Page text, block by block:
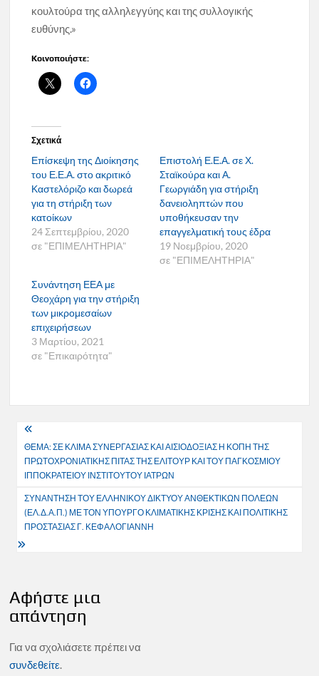
κουλτούρα της αλληλεγγύης και της συλλογικής
ευθύνης.»
Κοινοποιήστε:
Σχετικά
Επίσκεψη της Διοίκησης
του Ε.Ε.Α. στο ακριτικό
Καστελόριζο και δωρεά
για τη στήριξη των
κατοίκων
24 Σεπτεμβρίου, 2020
σε "ΕΠΙΜΕΛΗΤΗΡΙΑ"
Επιστολή Ε.Ε.Α. σε Χ.
Σταϊκούρα και Α.
Γεωργιάδη για στήριξη
δανειοληπτών που
υποθήκευσαν την
επαγγελματική τους έδρα
19 Νοεμβρίου, 2020
σε "ΕΠΙΜΕΛΗΤΗΡΙΑ"
Συνάντηση ΕΕΑ με
Θεοχάρη για την στήριξη
των μικρομεσαίων
επιχειρήσεων
3 Μαρτίου, 2021
σε "Επικαιρότητα"
Πλοήγηση
άρθρων
ΘΕΜΑ: ΣΕ ΚΛΙΜΑ ΣΥΝΕΡΓΑΣΙΑΣ ΚΑΙ ΑΙΣΙΟΔΟΞΙΑΣ Η ΚΟΠΗ ΤΗΣ
ΠΡΩΤΟΧΡΟΝΙΑΤΙΚΗΣ ΠΙΤΑΣ ΤΗΣ ΕΛΙΤΟΥΡ ΚΑΙ ΤΟΥ ΠΑΓΚΟΣΜΙΟΥ
ΙΠΠΟΚΡΑΤΕΙΟΥ ΙΝΣΤΙΤΟΥΤΟΥ ΙΑΤΡΩΝ
ΣΥΝΑΝΤΗΣΗ ΤΟΥ ΕΛΛΗΝΙΚΟΥ ΔΙΚΤΥΟΥ ΑΝΘΕΚΤΙΚΩΝ ΠΟΛΕΩΝ
(ΕΛ.Δ.Α.Π.) ΜΕ ΤΟΝ ΥΠΟΥΡΓΟ ΚΛΙΜΑΤΙΚΗΣ ΚΡΙΣΗΣ ΚΑΙ ΠΟΛΙΤΙΚΗΣ
ΠΡΟΣΤΑΣΙΑΣ Γ. ΚΕΦΑΛΟΓΙΑΝΝΗ
Αφήστε μια
απάντηση
Για να σχολιάσετε πρέπει να
συνδεθείτε.